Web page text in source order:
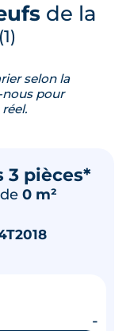
de la
(1)
selon la
pour
pièces*
de 0 m²
-